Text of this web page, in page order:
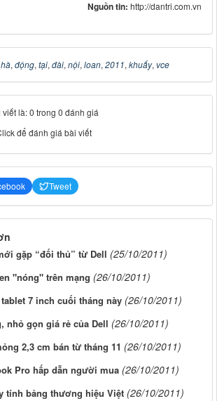
Nguồn tin: http://dantri.com.vn
hà, động, tại, đài, nội, loan, 2011, khuấy, vce
là: 0 trong 0 đánh giá
để đánh giá bài viết
Tweet
gặp “đối thủ” từ Dell (25/10/2011)
"nóng" trên mạng (26/10/2011)
7 inch cuối tháng này (26/10/2011)
nhỏ gọn giá rẻ của Dell (26/10/2011)
2,3 cm bán từ tháng 11 (26/10/2011)
Pro hấp dẫn người mua (26/10/2011)
tính bảng thương hiệu Việt (26/10/2011)